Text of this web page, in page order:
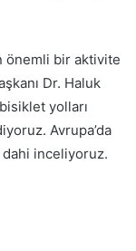
önemli bir aktivite
Dr. Haluk
yolları
Avrupa’da
inceliyoruz.